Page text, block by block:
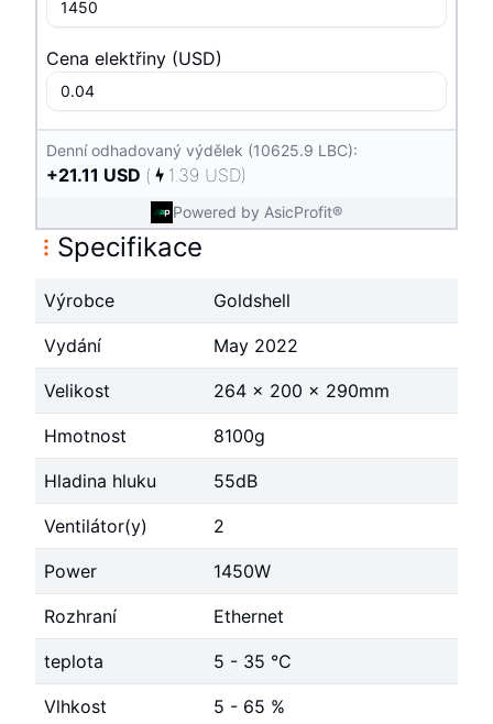
Cena elektřiny (USD)
Denní odhadovaný výdělek (10625.9 LBC):
+21.11 USD ( 1.39 USD)
Powered by AsicProfit®
Specifikace
Výrobce Goldshell
Vydání May 2022
Velikost 264 x 200 x 290mm
Hmotnost 8100g
Hladina hluku 55dB
Ventilátor(y) 2
Power 1450W
Rozhraní Ethernet
teplota 5 - 35 °C
Vlhkost 5 - 65 %